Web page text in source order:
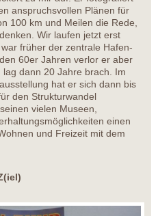
anspruchsvollen Plänen für
100 km und Meilen die Rede,
Wir laufen jetzt erst
früher der zentrale Hafen-
60er Jahren verlor er aber
dann 20 Jahre brach. Im
hat er sich dann bis
den Strukturwandel
vielen Museen,
einen
und Freizeit mit dem